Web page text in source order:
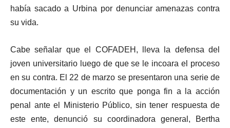
había sacado a Urbina por denunciar amenazas contra
su vida.
Cabe señalar que el COFADEH, lleva la defensa del
joven universitario luego de que se le incoara el proceso
en su contra. El 22 de marzo se presentaron una serie de
documentación y un escrito que ponga fin a la acción
penal ante el Ministerio Público, sin tener respuesta de
este ente, denunció su coordinadora general, Bertha